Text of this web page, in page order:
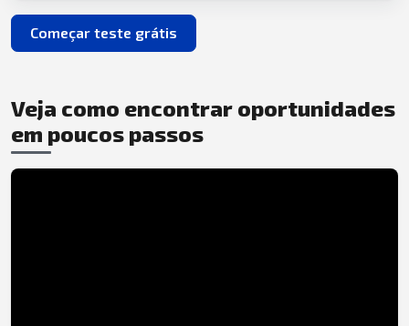
Começar teste grátis
Veja como encontrar oportunidades
em poucos passos